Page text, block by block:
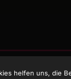
© 2026 •
helfen uns, die